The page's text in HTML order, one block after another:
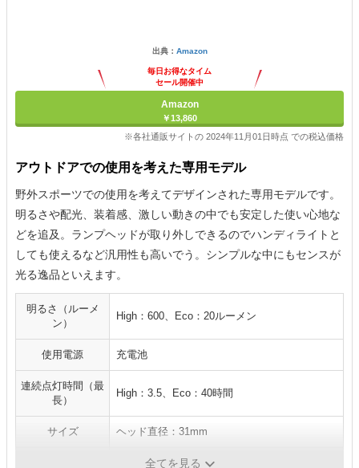
出典： Amazon
毎日お得なタイム
セール開催中
Amazon
￥13,860
※各社通販サイトの 2024年11月01日時点 での税込価格
アウトドアでの使用を考えた専用モデル
野外スポーツでの使用を考えてデザインされた専用モデルです。
明るさや配光、装着感、激しい動きの中でも安定した使い心地な
どを追及。ランプヘッドが取り外しできるのでハンディライトと
しても使えるなど汎用性も高いでう。シンプルな中にもセンスが
光る逸品といえます。
明るさ（ルーメ
ン）
High：600、Eco：20ルーメン
使用電源 充電池
連続点灯時間（最
長）
High：3.5、Eco：40時間
サイズ ヘッド直径：31mm
全てを見る